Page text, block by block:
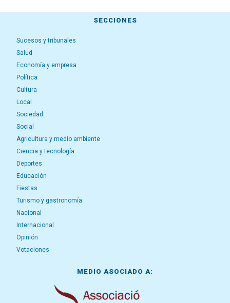
SECCIONES
Sucesos y tribunales
Salud
Economía y empresa
Política
Cultura
Local
Sociedad
Social
Agricultura y medio ambiente
Ciencia y tecnología
Deportes
Educación
Fiestas
Turismo y gastronomía
Nacional
Internacional
Opinión
Votaciones
MEDIO ASOCIADO A: